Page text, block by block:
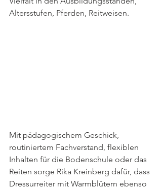
Altersstufen, Pferden, Reitweisen.
Mit pädagogischem Geschick,
routiniertem Fachverstand, flexiblen
Inhalten für die Bodenschule oder das
Reiten sorge Rika Kreinberg dafür, dass
Dressurreiter mit Warmblütern ebenso